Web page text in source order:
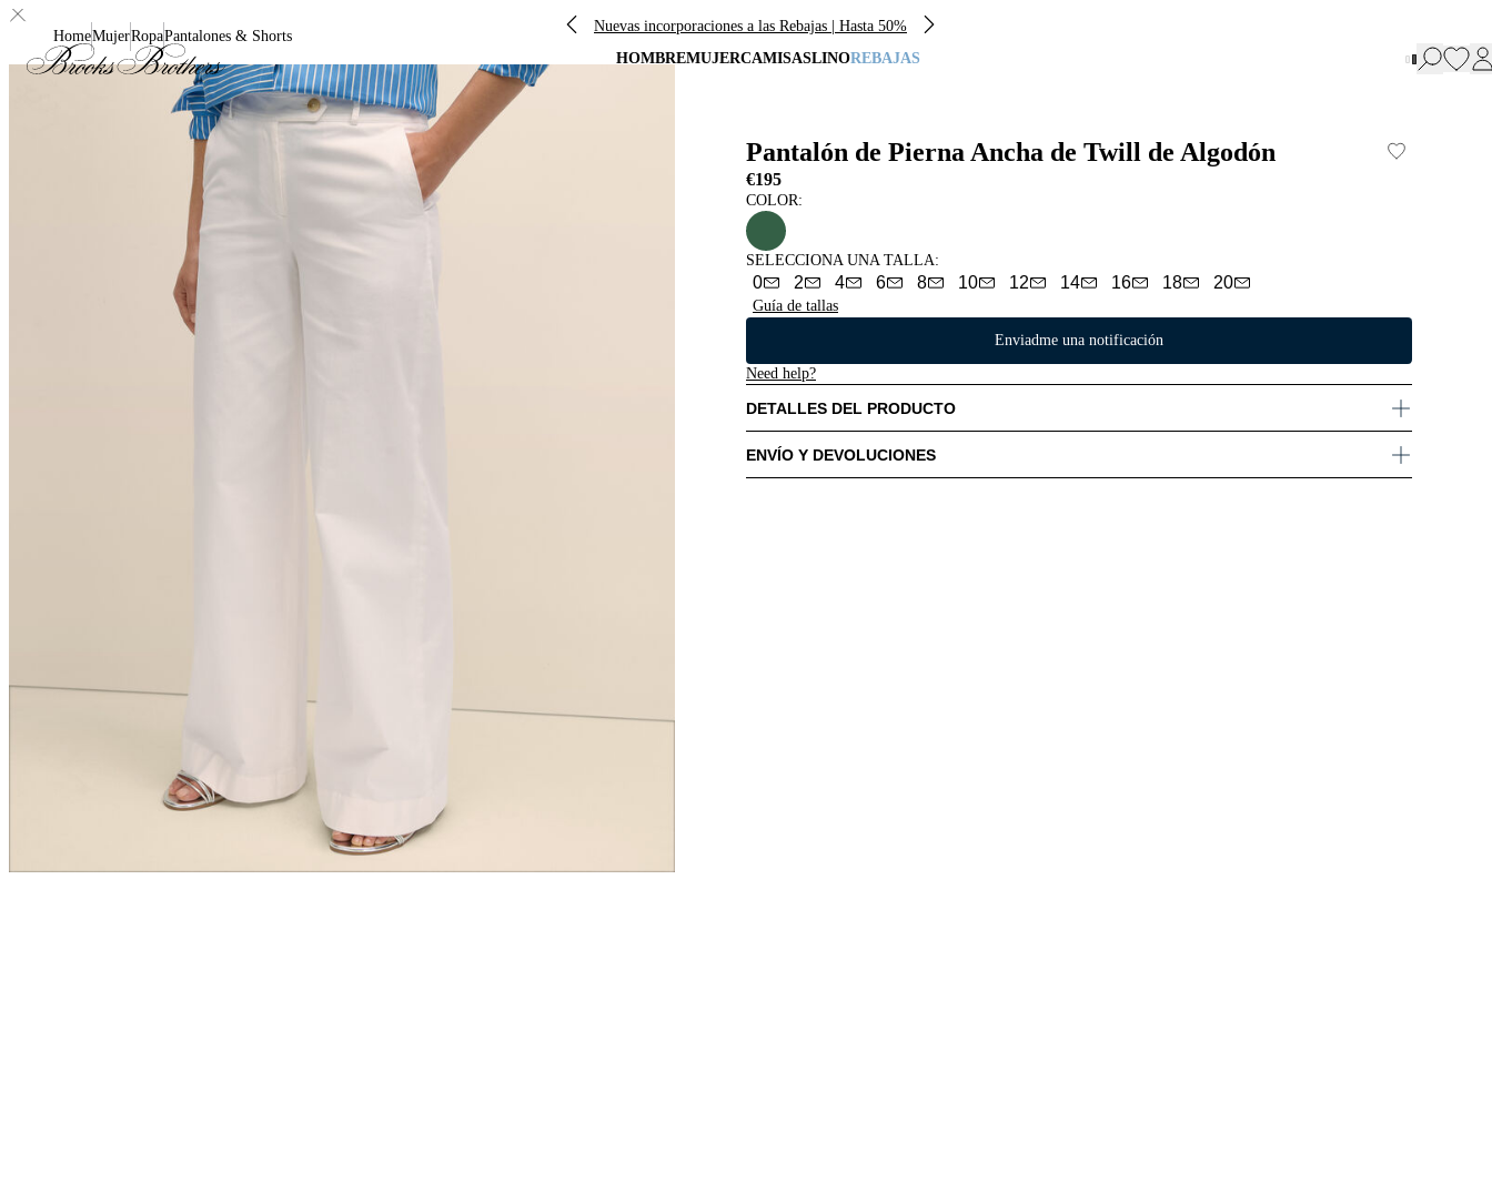
Nuevas incorporaciones a las Rebajas | Hasta 50%
HOMBREMUJERCAMISASLINOREBAJAS
HomeMujerRopaPantalones & Shorts
Pantalón de Pierna Ancha de Twill de Algodón
€195
COLOR:
SELECCIONA UNA TALLA:
0 2 4 6 8 10 12 14 16 18 20
Guía de tallas
Enviadme una notificación
Need help?
DETALLES DEL PRODUCTO
ENVÍO Y DEVOLUCIONES